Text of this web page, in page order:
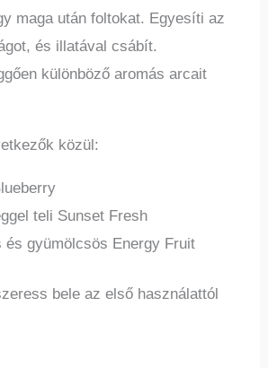
maga után foltokat. Egyesíti az
és illatával csábít.
különböző aromás arcait
közül:
teli Sunset Fresh
és gyümölcsös Energy Fruit
bele az első használattól